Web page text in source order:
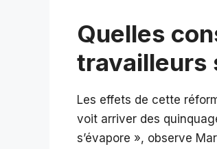
Quelles
travailleurs
Les effets de cette
voit arriver des
s’évapore », observe